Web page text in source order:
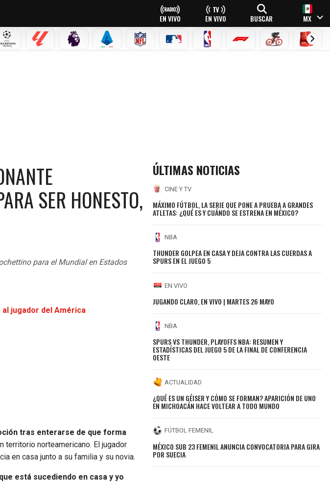
EN VIVO EN VIVO BUSCAR MX
CHAMPIONS LEAGUE
LALIGA PREMIER LEAGUE
SERIE A NFL MLB NBA FÓRMULA 1CICLISMOBOXEO
SER HONESTO,
para el Mundial en Estados
al jugador del América
tras enterarse de que forma
territorio norteamericano. El jugador
en casa junto a su familia y su novia.
está sucediendo en casa y yo
ÚLTIMAS NOTICIAS
CINE Y TV
MÁXIMO FÚTBOL, LA SERIE QUE PONE A PRUEBA A GRANDES
ATLETAS: ¿QUÉ ES Y CUÁNDO SE ESTRENA EN MÉXICO?
NBA
THUNDER GOLPEA EN CASA Y DEJA CONTRA LAS CUERDAS A
SPURS EN EL JUEGO 5
EN VIVO
JUGANDO CLARO, EN VIVO | MARTES 26 MAYO
NBA
SPURS VS THUNDER, PLAYOFFS NBA: RESUMEN Y
ESTADÍSTICAS DEL JUEGO 5 DE LA FINAL DE CONFERENCIA
OESTE
ACTUALIDAD
¿QUÉ ES UN GÉISER Y CÓMO SE FORMAN? APARICIÓN DE UNO
EN MICHOACÁN HACE VOLTEAR A TODO MUNDO
FÚTBOL FEMENIL
MÉXICO SUB 23 FEMENIL ANUNCIA CONVOCATORIA PARA GIRA
POR SUECIA